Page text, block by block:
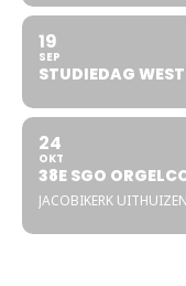
19
SEP
STUDIEDAG
24
OKT
38E SGO
JACOBIKERK UITHUIZEN